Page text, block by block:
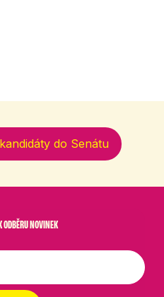
do Senátu
ODBĚRU NOVINEK